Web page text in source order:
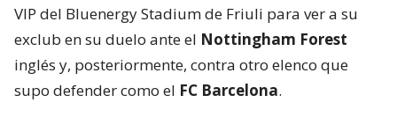
VIP del Bluenergy Stadium de Friuli para ver a su
exclub en su duelo ante el Nottingham Forest
inglés y, posteriormente, contra otro elenco que
supo defender como el FC Barcelona.